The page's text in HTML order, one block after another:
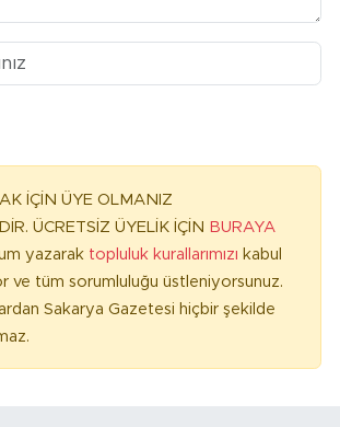
İÇİN ÜYE OLMANIZ
ÜCRETSİZ ÜYELİK İÇİN BURAYA
yazarak topluluk kurallarımızı kabul
ve tüm sorumluluğu üstleniyorsunuz.
Sakarya Gazetesi hiçbir şekilde